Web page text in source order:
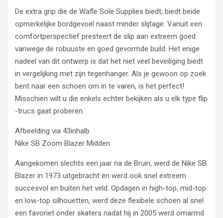
De extra grip die de Wafle Sole Supplies biedt, biedt beide
opmerkelijke bordgevoel naast minder slijtage. Vanuit een
comfortperspectief presteert de slip aan extreem goed
vanwege de robuuste en goed gevormde build. Het enige
nadeel van dit ontwerp is dat het niet veel beveiliging biedt
in vergelijking met zijn tegenhanger. Als je gewoon op zoek
bent naar een schoen om in te varen, is het perfect!
Misschien wilt u die enkels echter bekijken als u elk type flip
-trucs gaat proberen.
Afbeelding via 43inhalb
Nike SB Zoom Blazer Midden
Aangekomen slechts een jaar na de Bruin, werd de Nike SB
Blazer in 1973 uitgebracht en werd ook snel extreem
succesvol en buiten het veld. Opdagen in high-top, mid-top
en low-top silhouetten, werd deze flexibele schoen al snel
een favoriet onder skaters nadat hij in 2005 werd omarmd